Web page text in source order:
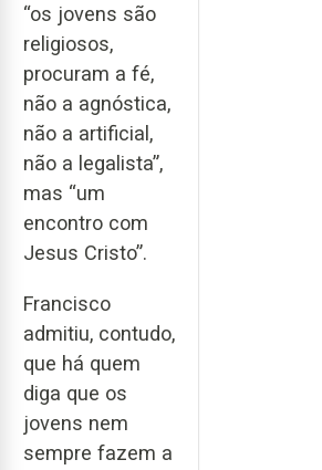
“os jovens são
religiosos,
procuram a fé,
não a agnóstica,
não a artificial,
não a legalista”,
mas “um
encontro com
Jesus Cristo”.
Francisco
admitiu, contudo,
que há quem
diga que os
jovens nem
sempre fazem a